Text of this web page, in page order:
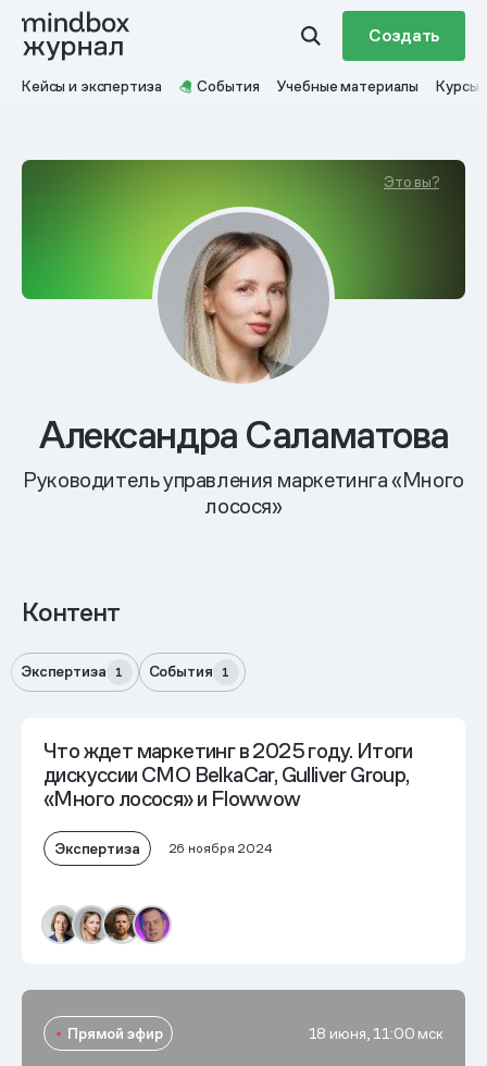
Создать
Кейсы и экспертиза События Учебные материалы Курсы
Это вы?
Александра Саламатова
Руководитель управления маркетинга «Много
лосося»
Контент
Экспертиза 1 События 1
Что ждет маркетинг в 2025 году. Итоги
дискуссии СМО BelkaCar, Gulliver Group,
«Много лосося» и Flowwow
Экспертиза 26 ноября 2024
Прямой эфир 18 июня, 11:00 мск